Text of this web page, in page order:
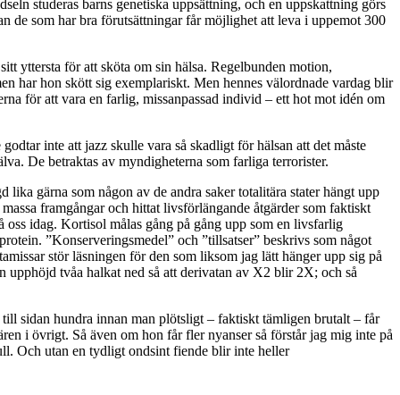
studeras barns genetiska uppsättning, och en uppskattning görs
de som har bra förutsättningar får möjlighet att leva i uppemot 300
yttersta för att sköta om sin hälsa. Regelbunden motion,
har hon skött sig exemplariskt. Men hennes välordnade vardag blir
för att vara en farlig, missanpassad individ – ett hot mot idén om
godtar inte att jazz skulle vara så skadligt för hälsan att det måste
De betraktas av myndigheterna som farliga terrorister.
gärna som någon av de andra saker totalitära stater hängt upp
framgångar och hittat livsförlängande åtgärder som faktiskt
oss idag. Kortisol målas gång på gång upp som en livsfarlig
”Konserveringsmedel” och ”tillsatser” beskrivs som något
stör läsningen för den som liksom jag lätt hänger upp sig på
upphöjd tvåa halkat ned så att derivatan av X2 blir 2X; och så
sidan hundra innan man plötsligt – faktiskt tämligen brutalt – får
i övrigt. Så även om hon får fler nyanser så förstår jag mig inte på
Och utan en tydligt ondsint fiende blir inte heller